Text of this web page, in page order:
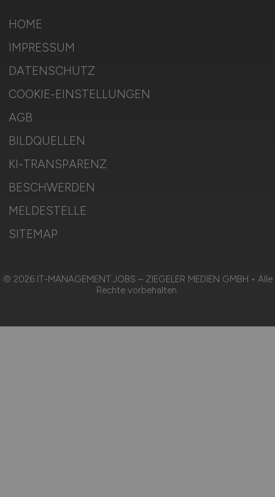
HOME
IMPRESSUM
DATENSCHUTZ
COOKIE-EINSTELLUNGEN
AGB
BILDQUELLEN
KI-TRANSPARENZ
BESCHWERDEN
MELDESTELLE
SITEMAP
© 2026 IT-MANAGEMENT.JOBS – ZIEGELER MEDIEN GMBH • Alle
Rechte vorbehalten.